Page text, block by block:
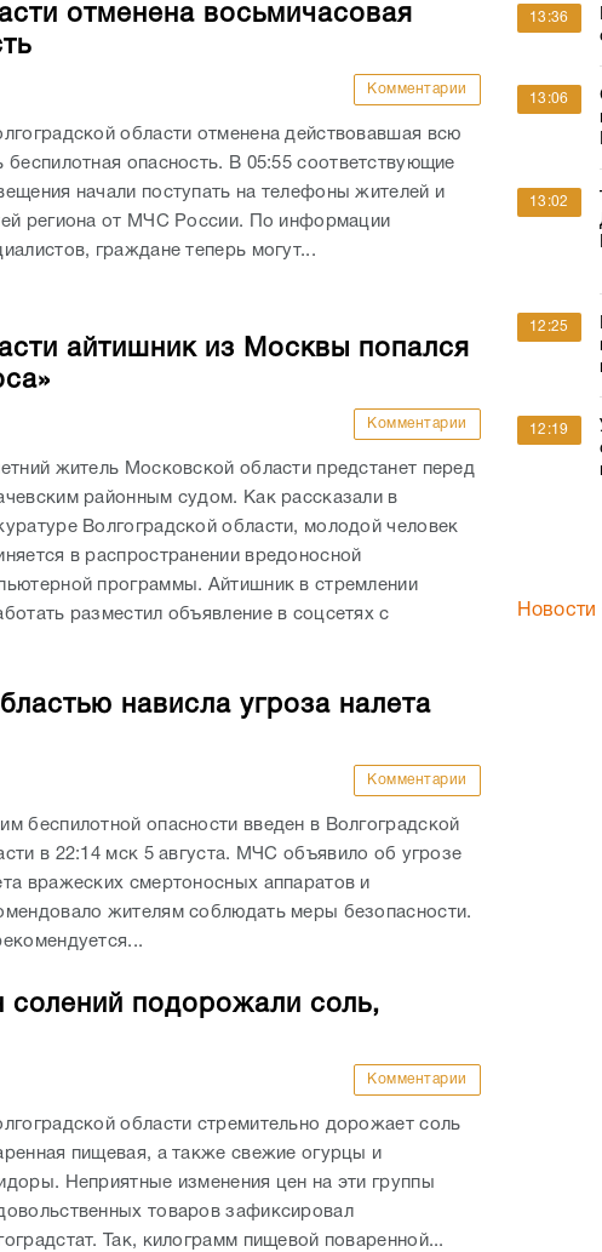
отменена восьмичасовая
Комментарии
области отменена действовавшая всю
беспилотная опасность. В 05:55 соответствующие
начали поступать на телефоны жителей и
региона от МЧС России. По информации
граждане теперь могут...
айтишник из Москвы попался
Комментарии
житель Московской области предстанет перед
районным судом. Как рассказали в
Волгоградской области, молодой человек
в распространении вредоносной
программы. Айтишник в стремлении
разместил объявление в соцсетях с
нависла угроза налета
Комментарии
беспилотной опасности введен в Волгоградской
в 22:14 мск 5 августа. МЧС объявило об угрозе
вражеских смертоносных аппаратов и
жителям соблюдать меры безопасности.
солений подорожали соль,
Комментарии
области стремительно дорожает соль
пищевая, а также свежие огурцы и
Неприятные изменения цен на эти группы
товаров зафиксировал
Так, килограмм пищевой поваренной...
13:36
13:06
13:02
12:25
12:19